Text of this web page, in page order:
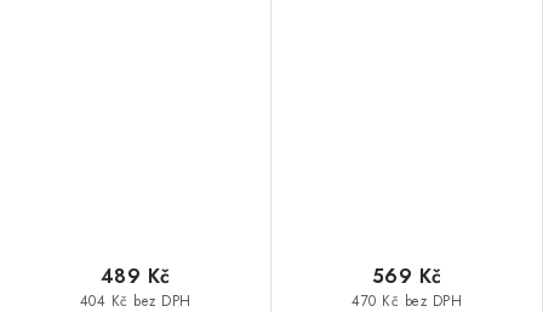
404 Kč bez DPH
489 Kč
470 Kč bez DPH
569 Kč